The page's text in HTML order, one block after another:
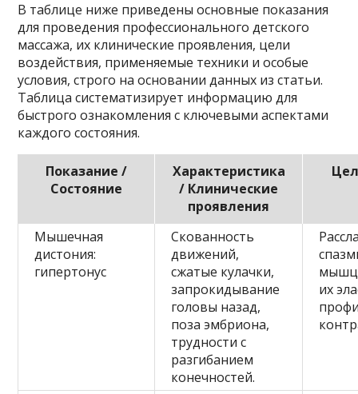
В таблице ниже приведены основные показания
для проведения профессионального детского
массажа, их клинические проявления, цели
воздействия, применяемые техники и особые
условия, строго на основании данных из статьи.
Таблица систематизирует информацию для
быстрого ознакомления с ключевыми аспектами
каждого состояния.
Показание /
Состояние
Характеристика
/ Клинические
проявления
Мышечная
дистония:
гипертонус
Скованность
движений,
сжатые кулачки,
запрокидывание
головы назад,
поза эмбриона,
трудности с
разгибанием
конечностей.
их